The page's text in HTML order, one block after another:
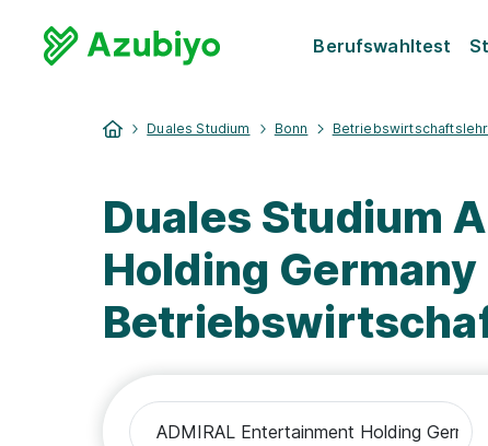
Berufswahltest
Duales Studium Bonn
Duales Studium
Holding Germany